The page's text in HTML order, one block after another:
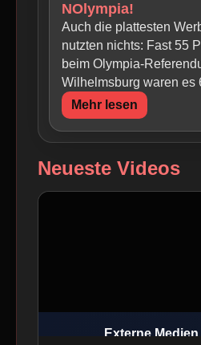
NOlympia!
Auch die plattesten
nutzten nichts: Fast 55
beim Olympia-
Wilhelmsburg waren es
Mehr lesen
Neueste Videos
Externe